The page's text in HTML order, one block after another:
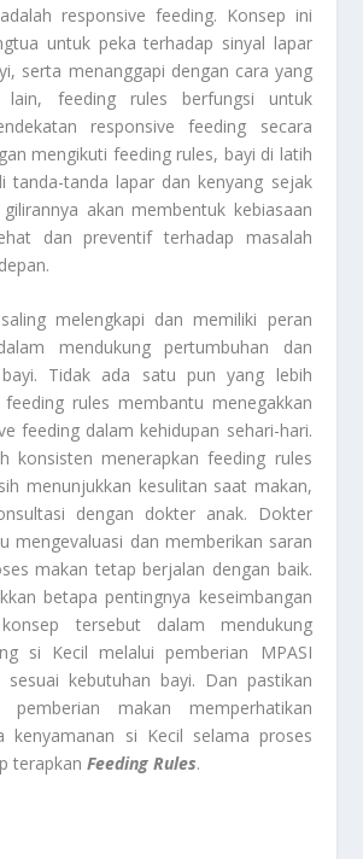
responsive feeding. Konsep ini
untuk peka terhadap sinyal lapar
serta menanggapi dengan cara yang
feeding rules berfungsi untuk
responsive feeding secara
mengikuti feeding rules, bayi di latih
tanda-tanda lapar dan kenyang sejak
akan membentuk kebiasaan
dan preventif terhadap masalah
melengkapi dan memiliki peran
mendukung pertumbuhan dan
bayi. Tidak ada satu pun yang lebih
rules membantu menegakkan
feeding dalam kehidupan sehari-hari.
konsisten menerapkan feeding rules
menunjukkan kesulitan saat makan,
dengan dokter anak. Dokter
mengevaluasi dan memberikan saran
makan tetap berjalan dengan baik.
betapa pentingnya keseimbangan
tersebut dalam mendukung
si Kecil melalui pemberian MPASI
kebutuhan bayi. Dan pastikan
pemberian makan memperhatikan
kenyamanan si Kecil selama proses
terapkanFeeding Rules.